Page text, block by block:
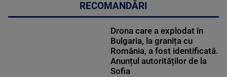
RECOMANDĂRI
Drona care a explodat în
Bulgaria, la granița cu
România, a fost identificată.
Anunțul autorităților de la
Sofia